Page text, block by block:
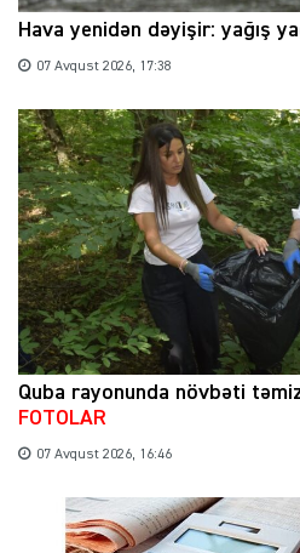
Hava yenidən dəyişir: yağış
07 Avqust 2026, 17:38
Quba rayonunda növbəti
FOTOLAR
07 Avqust 2026, 16:46